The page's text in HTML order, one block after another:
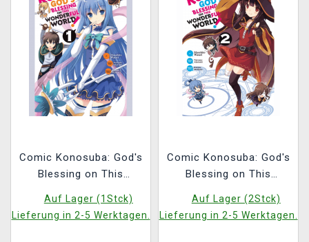
Comic Konosuba: God's
Blessing on This
ENG
Auf Lager (1Stck)
Lieferung in 2-5 Werktagen.
Comic Konosuba: God's
Blessing on This
ENG
Auf Lager (2Stck)
Lieferung in 2-5 Werktagen.